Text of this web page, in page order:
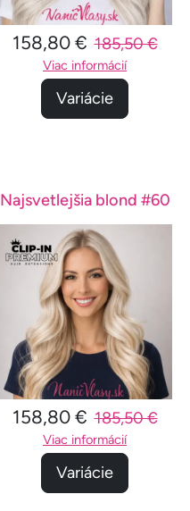
158,80 € 185,50 €
Viac informácií
Variácie
Najsvetlejšia blond #60
158,80 € 185,50 €
Viac informácií
Variácie